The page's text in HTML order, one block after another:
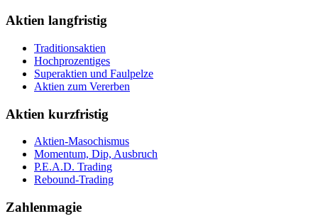
Aktien langfristig
Traditionsaktien
Hochprozentiges
Superaktien und Faulpelze
Aktien zum Vererben
Aktien kurzfristig
Aktien-Masochismus
Momentum, Dip, Ausbruch
P.E.A.D. Trading
Rebound-Trading
Zahlenmagie